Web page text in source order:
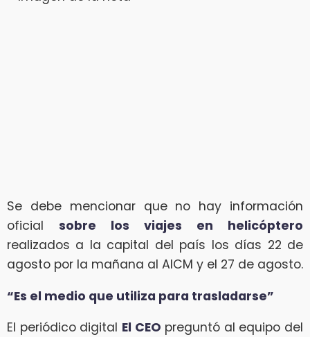
Se debe mencionar que no hay información
oficial sobre los viajes en helicóptero
realizados a la capital del país los días 22 de
agosto por la mañana al AICM y el 27 de agosto.
“Es el medio que utiliza para trasladarse”
El periódico digital El CEO preguntó al equipo del